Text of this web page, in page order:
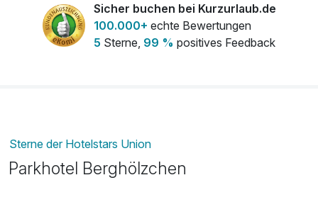
Flasche Weißwein 0,75 l
pro Stück
Strauß Blumen
Sicher buchen bei Kurzurlaub.de
100.000+ echte Bewertungen
5 Sterne, 99 % positives Feedback
Sterne der Hotelstars Union
Parkhotel Berghölzchen